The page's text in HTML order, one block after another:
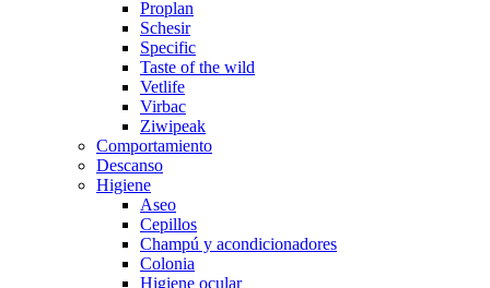
Proplan
Schesir
Specific
Taste of the wild
Vetlife
Virbac
Ziwipeak
Comportamiento
Descanso
Higiene
Aseo
Cepillos
Champú y acondicionadores
Colonia
Higiene ocular